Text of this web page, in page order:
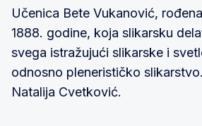
Učenica Bete Vukanović,
1888. godine, koja slikarsku
svega istražujući slikarske i
odnosno plenerističko
Natalija Cvetković.